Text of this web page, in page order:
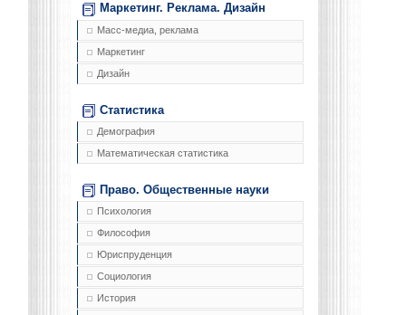
Маркетинг. Реклама. Дизайн
Масс-медиа, реклама
Маркетинг
Дизайн
Статистика
Демография
Математическая статистика
Право. Общественные науки
Психология
Философия
Юриспруденция
Социология
История